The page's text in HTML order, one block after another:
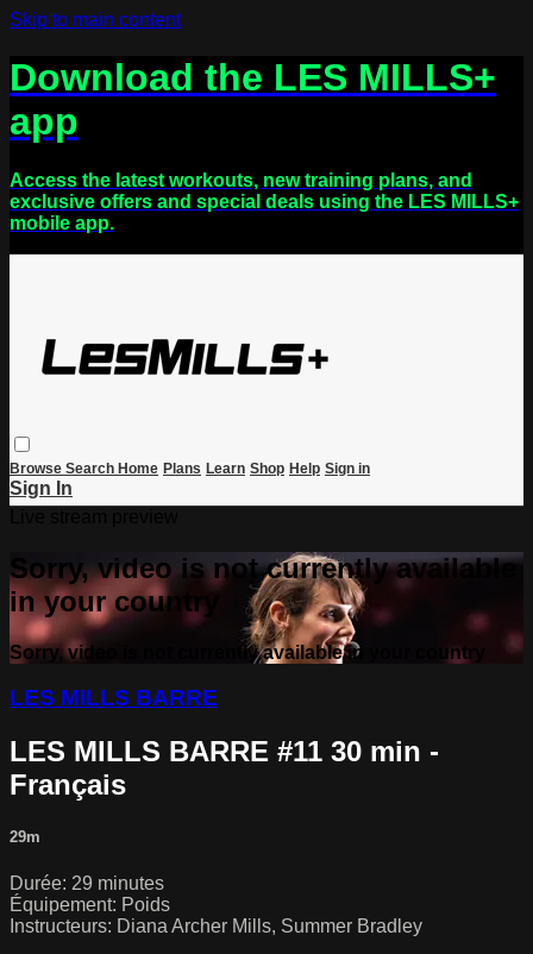
Skip to main content
Download the LES MILLS+
app
Access the latest workouts, new training plans, and
exclusive offers and special deals using the LES MILLS+
mobile app.
Browse Search Home Plans Learn Shop Help Sign in
Sign In
Sorry, video is not currently available
in your country
Sorry, video is not currently available in your country
LES MILLS BARRE
LES MILLS BARRE #11 30 min -
Français
29m
Durée: 29 minutes
Équipement: Poids
Instructeurs: Diana Archer Mills, Summer Bradley